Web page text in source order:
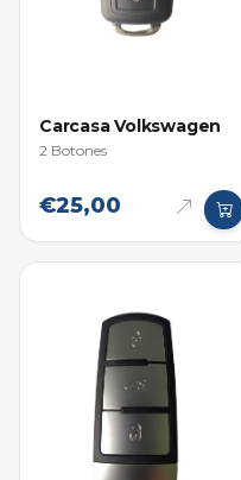
Carcasa Volkswagen
2 Botones
€25,00